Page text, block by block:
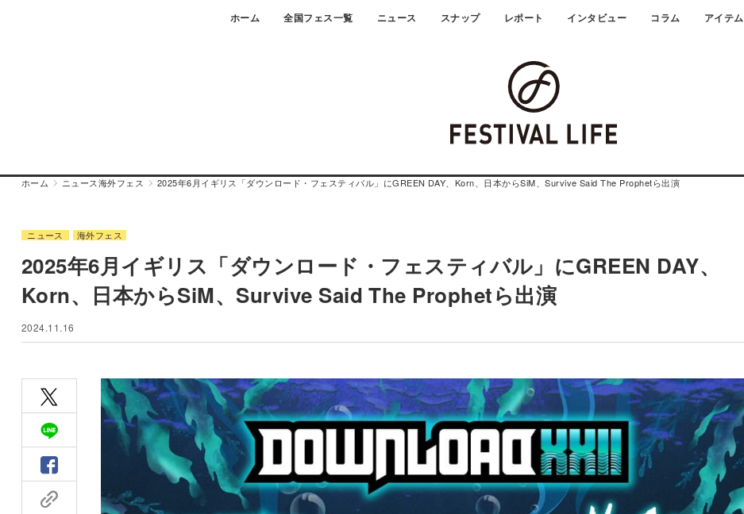
ホーム 全国フェス一覧 ニュース スナップ レポート インタビュー コラム アイテム
ホーム ニュース海外フェス 2025年6月イギリス「ダウンロード・フェスティバル」にGREEN DAY、Korn、日本からSiM、Survive Said The Prophetら出演
ニュース 海外フェス
2025年6月イギリス「ダウンロード・フェスティバル」にGREEN DAY、
Korn、日本からSiM、Survive Said The Prophetら出演
2024.11.16